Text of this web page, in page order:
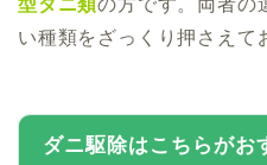
い種類をざっくり押さえて
ダニ駆除はこちらがお